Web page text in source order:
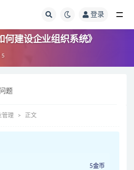
登录
建设企业组织系统》
5
题
管理 正文
5金币